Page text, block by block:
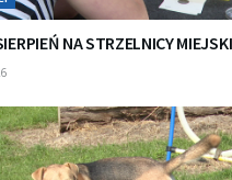
NA STRZELNICY